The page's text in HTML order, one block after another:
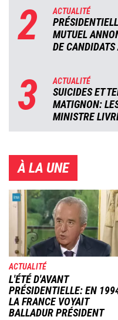
2 ACTUALITÉ
MUTUEL
DE
3 ACTUALITÉ
SUICIDES ET
MATIGNON:
MINISTRE
À LA UNE
Image
ACTUALITÉ
L'ÉTÉ D'AVANT
PRÉSIDENTIELLE: EN
LA FRANCE VOYAIT
BALLADUR PRÉSIDENT